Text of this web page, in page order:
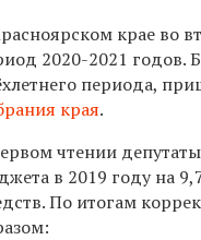
крае во
2020-2021 годов.
периода,
края.
чтении
в 2019 году на
По итогам